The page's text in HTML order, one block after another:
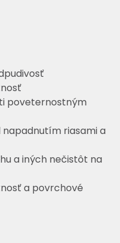
poveternostným
riasami a
a iných nečistôt na
a povrchové